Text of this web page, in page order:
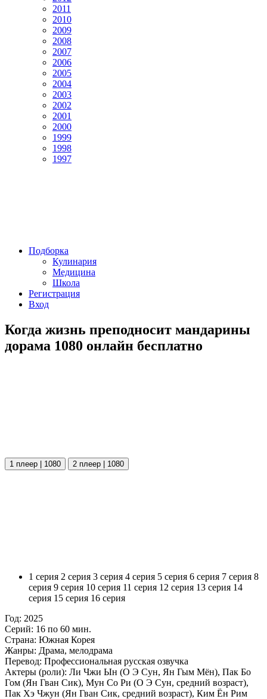
2011
2010
2009
2008
2007
2006
2005
2004
2003
2002
2001
2000
1999
1998
1997
Подборка
Кулинария
Медицина
Школа
Регистрация
Вход
Когда жизнь преподносит мандарины
дорама 1080 онлайн бесплатно
1 плеер | 1080 2 плеер | 1080
1 серия 2 серия 3 серия 4 серия 5 серия 6 серия 7 серия 8
серия 9 серия 10 серия 11 серия 12 серия 13 серия 14
серия 15 серия 16 серия
Год: 2025
Серий: 16 по 60 мин.
Страна: Южная Корея
Жанры: Драма, мелодрама
Перевод: Профессиональная русская озвучка
Актеры (роли): Ли Чжи Ын (О Э Сун, Ян Гым Мён), Пак Бо
Гом (Ян Гван Сик), Мун Со Ри (О Э Сун, средний возраст),
Пак Хэ Чжун (Ян Гван Сик, средний возраст), Ким Ён Рим